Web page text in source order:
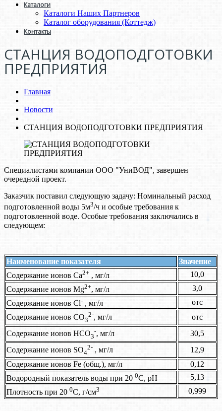
Каталоги
Каталоги Наших Партнеров
Каталог оборудования (Коттедж)
Контакты
СТАНЦИЯ ВОДОПОДГОТОВКИ
ПРЕДПРИЯТИЯ
Главная
Новости
СТАНЦИЯ ВОДОПОДГОТОВКИ ПРЕДПРИЯТИЯ
Специалистами компании ООО "УниВОД", завершен
очередной проект.
Заказчик поставил следующую задачу: Номинальный расход
подготовленной воды 5м3/ч и особые требования к
подготовленной воде. Особые требования заключались в
следующем:
Наименование показателя
Значение
Содержание ионов Ca2+ , мг/л
10,0
Содержание ионов Mg2+, мг/л
3,0
Содержание ионов Cl- , мг/л
отс
Содержание ионов CO3
2-, мг/л
отс
Содержание ионов HCO3
-, мг/л
30,5
Содержание ионов SO4
2- , мг/л
12,9
Содержание ионов Fe (общ.), мг/л
0,12
Водородный показатель воды при 20 0С, рН
5,13
Плотность при 20 0С, г/см3 0,999